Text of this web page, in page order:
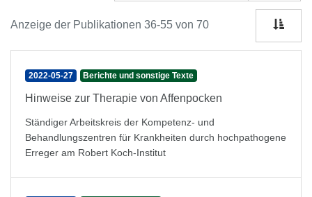
Anzeige der Publikationen 36-55 von 70
2022-05-27 Berichte und sonstige Texte
Hinweise zur Therapie von Affenpocken
Ständiger Arbeitskreis der Kompetenz- und
Behandlungszentren für Krankheiten durch hochpathogene
Erreger am Robert Koch-Institut